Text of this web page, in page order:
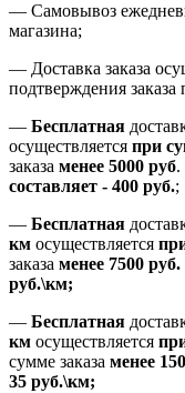
— Самовывоз
магазина;
— Доставка заказа
подтверждения заказа
— Бесплатная
осуществляется при
заказа менее 5000 руб.
составляет - 400 руб.;
— Бесплатная
км осуществляется
заказа менее 7500 руб.
руб.\км;
— Бесплатная
км осуществляется
сумме заказа менее
35 руб.\км;